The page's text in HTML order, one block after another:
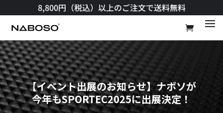
8,800円（税込）以上のご注文で送料無料​
【イベント出展のお知らせ】ナボソが
今年もSPORTEC2025に出展決定！